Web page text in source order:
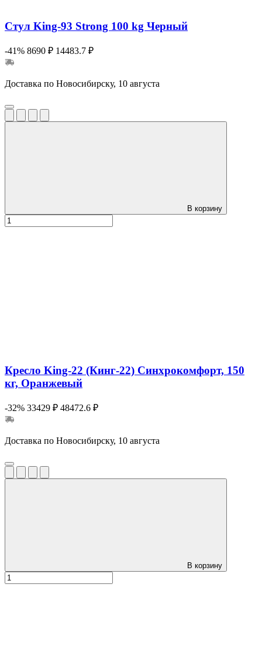
Стул King-93 Strong 100 kg Черный
-41% 8690 ₽ 14483.7 ₽
Доставка по Новосибирску, 10 августа
В корзину
Кресло King-22 (Кинг-22) Синхрокомфорт, 150
кг, Оранжевый
-32% 33429 ₽ 48472.6 ₽
Доставка по Новосибирску, 10 августа
В корзину